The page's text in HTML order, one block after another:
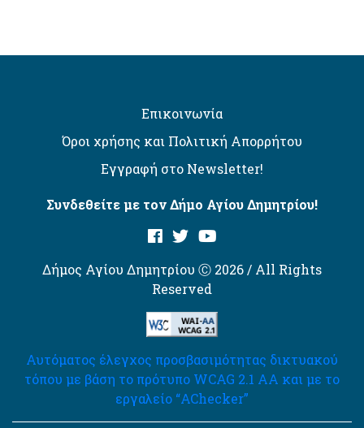
Επικοινωνία
Όροι χρήσης και Πολιτική Απορρήτου
Εγγραφή στο Newsletter!
Συνδεθείτε με τον Δήμο Αγίου Δημητρίου!
Δήμος Αγίου Δημητρίου Ⓒ 2026 / All Rights
Reserved
Αυτόματος έλεγχος προσβασιμότητας δικτυακού
τόπου με βάση το πρότυπο WCAG 2.1 AA και με το
εργαλείο “AChecker”